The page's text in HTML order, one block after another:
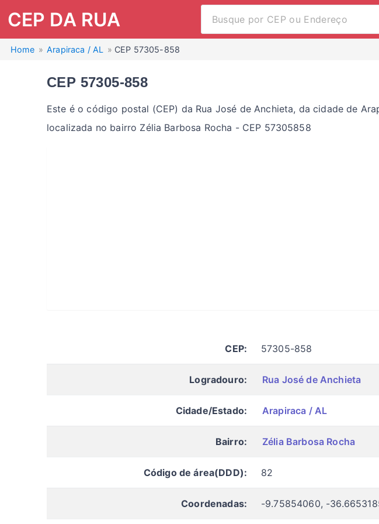
CEP DA RUA
Home Arapiraca / AL CEP 57305-858
CEP 57305-858
Este é o código postal (CEP) da Rua José de Anchieta, da cidade de
localizada no bairro Zélia Barbosa Rocha - CEP 57305858
CEP: 57305-858
Logradouro: Rua José de Anchieta
Cidade/Estado: Arapiraca / AL
Bairro: Zélia Barbosa Rocha
Código de área(DDD): 82
Coordenadas: -9.75854060, -